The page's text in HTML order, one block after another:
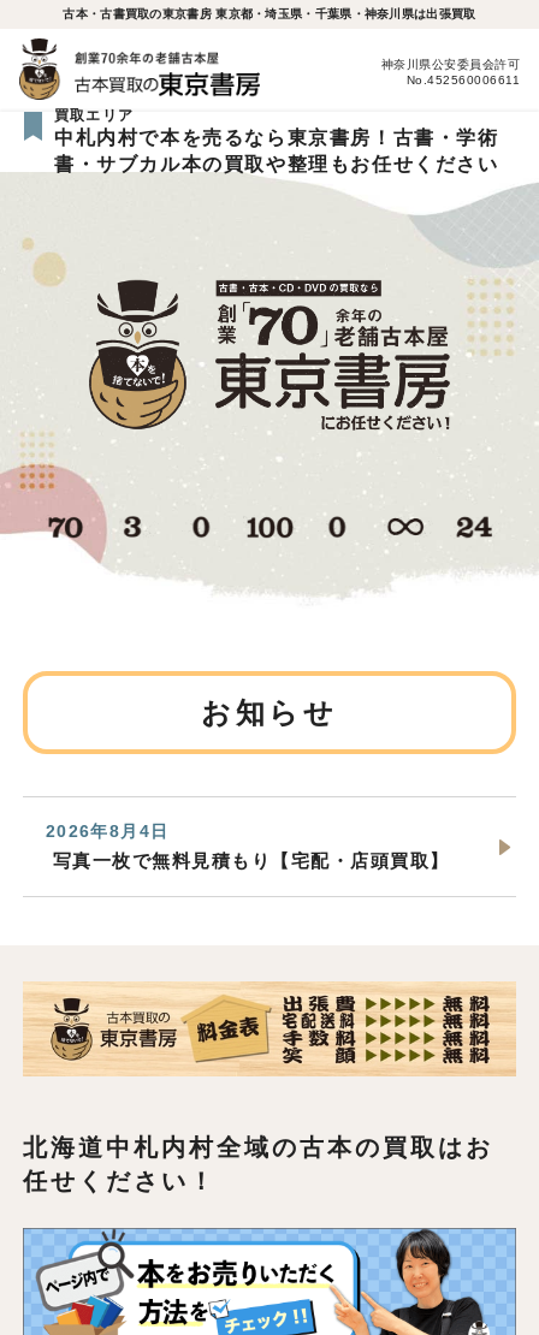
古本・古書買取の東京書房 東京都・埼玉県・千葉県・神奈川県は出張買取
神奈川県公安委員会許可
No.452560006611
買取エリア
中札内村で本を売るなら東京書房！古書・学術
書・サブカル本の買取や整理もお任せください
お知らせ
2026年8月4日
写真一枚で無料見積もり【宅配・店頭買取】
北海道中札内村全域の古本の買取はお
任せください！